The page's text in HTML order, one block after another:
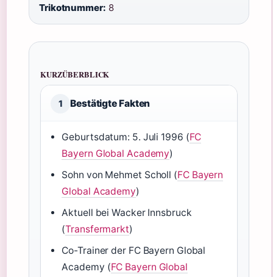
Trikotnummer: 8
KURZÜBERBLICK
1 Bestätigte Fakten
Geburtsdatum: 5. Juli 1996 (FC
Bayern Global Academy)
Sohn von Mehmet Scholl (FC Bayern
Global Academy)
Aktuell bei Wacker Innsbruck
(Transfermarkt)
Co-Trainer der FC Bayern Global
Academy (FC Bayern Global